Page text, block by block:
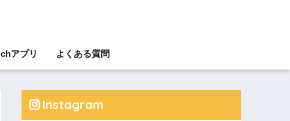
chアプリ よくある質問
Instagram